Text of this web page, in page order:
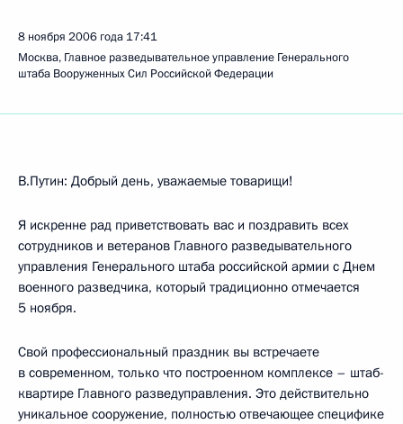
8 ноября 2006 года 17:41
Москва, Главное разведывательное управление Генерального
штаба Вооруженных Сил Российской Федерации
В.Путин: Добрый день, уважаемые товарищи!
Я искренне рад приветствовать вас и поздравить всех
сотрудников и ветеранов Главного разведывательного
управления Генерального штаба российской армии с Днем
военного разведчика, который традиционно отмечается
5 ноября.
Свой профессиональный праздник вы встречаете
в современном, только что построенном комплексе – штаб-
квартире Главного разведуправления. Это действительно
уникальное сооружение, полностью отвечающее специфике